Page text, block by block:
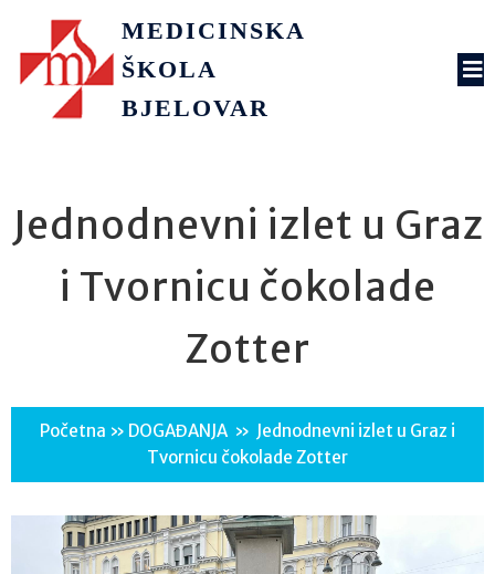
MEDICINSKA
ŠKOLA
BJELOVAR
Jednodnevni izlet u Graz
i Tvornicu čokolade
Zotter
Početna » DOGAĐANJA » Jednodnevni izlet u Graz i
Tvornicu čokolade Zotter